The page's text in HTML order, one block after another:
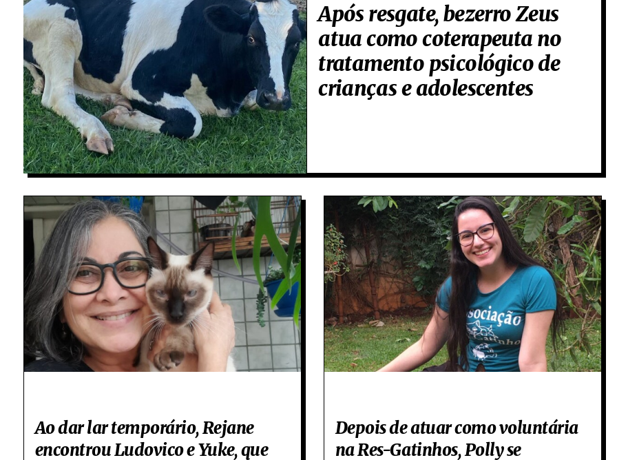
Após resgate, bezerro Zeus
atua como coterapeuta no
tratamento psicológico de
crianças e adolescentes
Ao dar lar temporário, Rejane
encontrou Ludovico e Yuke, que
Depois de atuar como voluntária
na Res-Gatinhos, Polly se